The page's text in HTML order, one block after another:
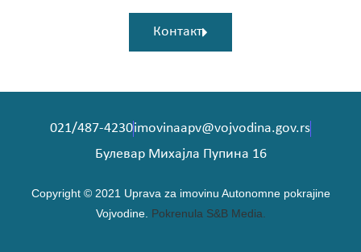
Контакт
Copyright © 2021 Uprava za imovinu Autonomne pokrajine
Vojvodine. Pokrenula S&B Media.
021/487-4230imovinaapv@vojvodina.gov.rs
Булeвар Михајла Пупина 16